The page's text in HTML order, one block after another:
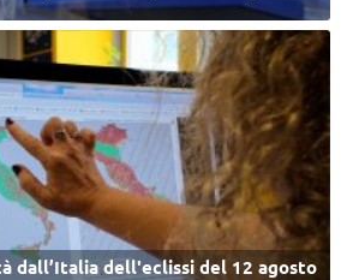
dall’Italia dell'eclissi del 12 agosto